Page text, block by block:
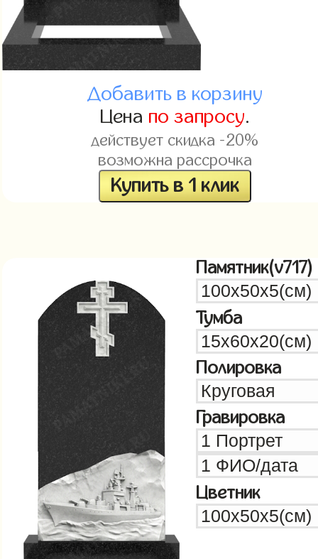
Добавить в корзину
Цена по запросу.
действует скидка -20%
возможна рассрочка
Купить в 1 клик
Памятник(v717)
Тумба
Полировка
Гравировка
Цветник